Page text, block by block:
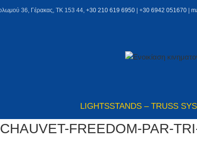
36, Γέρακας, ΤΚ 153 44, +30 210 619 6950 | +30 6942 051670
LIGHTSSTANDS – TRUSS
CHAUVET-FREEDOM-PAR-